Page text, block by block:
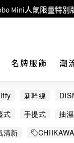
Mini人氣限量特別
艦店特設名牌
物滿HKD500即享免運
產權署頒發2026《
SALE 精選名牌手袋
名牌服飾 潮
新幹線
Diveblues
OCOOPA
式 手提式 抽
清新 CHIIKAWA